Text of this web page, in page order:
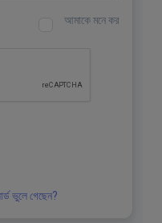
আমাকে মনে কর
ভুলে গেছেন?